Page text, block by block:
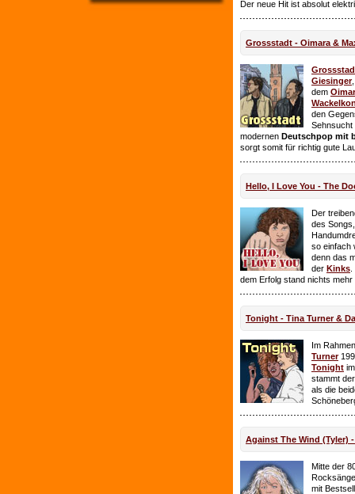
Der neue Hit ist absolut
Grossstadt - Oimara &
Giesinger
dem
den
Sehnsucht
modernen Deutschpop mit
sorgt somit für richtig gute
Hello, I Love You - The
Der
des
so einfach
denn das
der Kinks
dem Erfolg stand nichts mehr
Tonight - Tina Turner &
Im
Turner
Tonight
stammt
als die
Against The Wind (Tyler)
Mitte der
mit